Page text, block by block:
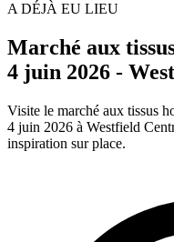
A DÉJÀ EU LIEU
Marché aux
4 juin 2026 -
Visite le marché aux tissus
4 juin 2026 à Westfield
inspiration sur place.